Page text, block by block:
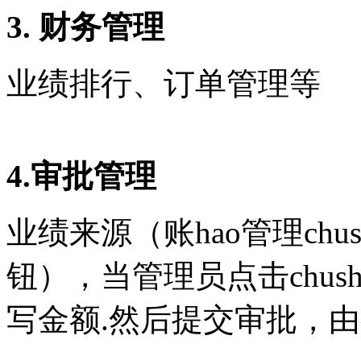
3. 财务管理
业绩排行、订单管理等
4.审批管理
业绩来源（账hao管理
钮），当管理员点击
写金额.然后提交审批，